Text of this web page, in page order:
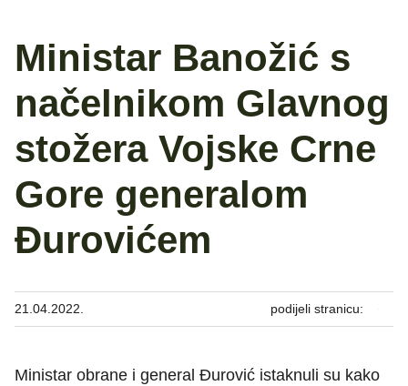
Ministar Banožić s
načelnikom Glavnog
stožera Vojske Crne
Gore generalom
Đurovićem
21.04.2022. podijeli stranicu:
Ministar obrane i general Đurović istaknuli su kako